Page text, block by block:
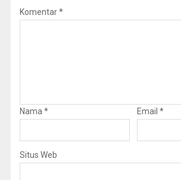
Komentar*
Nama * Email *
Situs Web